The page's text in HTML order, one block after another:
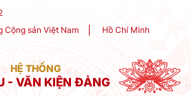
Cộng sản Việt Nam
Hồ Chí Minh
HỆ THỐNG
- VĂN KIỆN ĐẢNG